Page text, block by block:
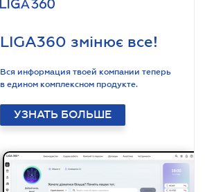
LIGA360 змінює все!
Вся информация твоей компании теперь
в едином комплексном продукте.
УЗНАТЬ БОЛЬШЕ